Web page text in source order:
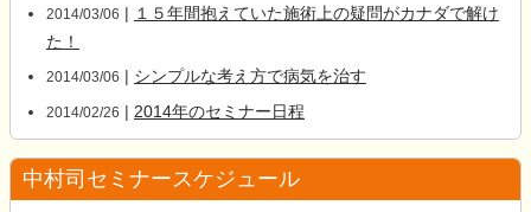
2014/03/06 | １５年間抱えていた施術上の疑問がカナダで解け
た！
2014/03/06 | シンプルな考え方で病気を治す
2014/02/26 | 2014年のセミナー日程
中村司セミナースケジュール